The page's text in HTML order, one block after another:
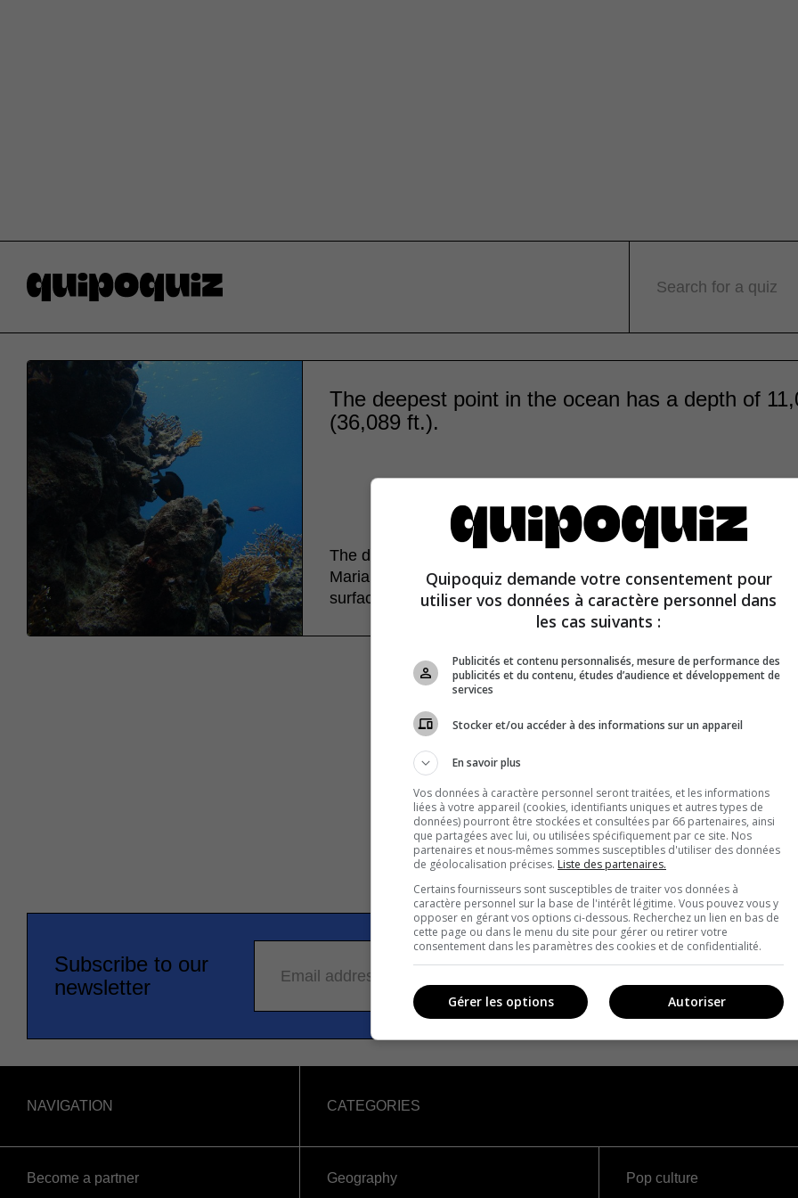
Search for a quiz
The deepest point in the ocean has a depth of
(36,089 ft.).
The deepest known point in the ocean, Challenger Deep, is found
Mariana Trench in the Pacific Ocean, at 10,994 m (36,070 ft.)
surface.
Subscribe to our
newsletter
Email address
NAVIGATION
Become a partner
CATEGORIES
Geography
Pop culture
Quipoquiz demande votre consentement pour
utiliser vos données à caractère personnel dans
les cas suivants :
Publicités et contenu personnalisés, mesure de performance des
publicités et du contenu, études d’audience et développement de
services
Stocker et/ou accéder à des informations sur un appareil
En savoir plus
Vos données à caractère personnel seront traitées, et les informations
liées à votre appareil (cookies, identifiants uniques et autres types de
données) pourront être stockées et consultées par 66 partenaires, ainsi
que partagées avec lui, ou utilisées spécifiquement par ce site. Nos
partenaires et nous-mêmes sommes susceptibles d'utiliser des données
de géolocalisation précises. Liste des partenaires.
Certains fournisseurs sont susceptibles de traiter vos données à
caractère personnel sur la base de l'intérêt légitime. Vous pouvez vous y
opposer en gérant vos options ci-dessous. Recherchez un lien en bas de
cette page ou dans le menu du site pour gérer ou retirer votre
consentement dans les paramètres des cookies et de confidentialité.
Autoriser
Gérer les options